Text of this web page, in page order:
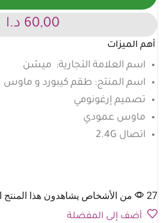
60,00 د.ا
أهم الميزات
اسم العلامة التجارية: ميشن
اسم المنتج: طقم كيبورد و ماوس
تصميم إرغونومي
ماوس عمودي
اتصال 2.4G
27 من الأشخاص يشاهدون هذا المنتج الآن
أضف إلى المفضلة